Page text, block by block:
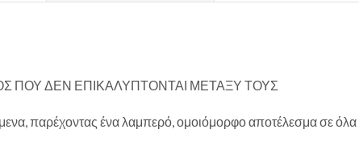
ΠΟΥ ΔΕΝ ΕΠΙΚΑΛΥΠΤΟΝΤΑΙ ΜΕΤΑΞΥ ΤΟΥΣ
παρέχοντας ένα λαμπερό, ομοιόμορφο αποτέλεσμα σε όλα